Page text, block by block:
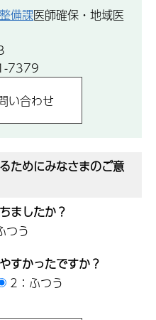
備課医師確保・地域医
7379
ためにみなさまのご意
ましたか？
つう
すかったですか？
2：ふつう